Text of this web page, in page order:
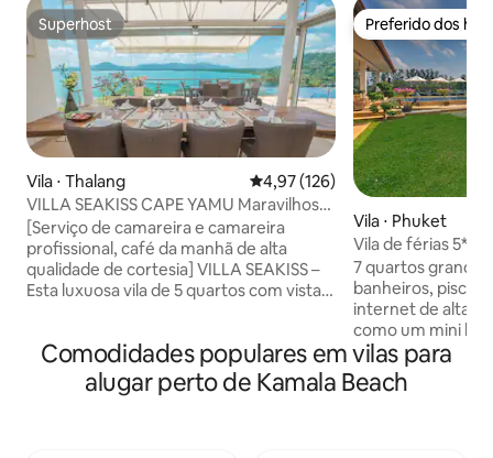
Superhost
Superhost
Vila ⋅ Thalang 4,97 de uma avaliação média de
4,97 (126)
VILLA SEAKISS CAPE YAMU Maravilhosa
Vila com Vista para o Mar, Café da Manhã
Incluído, Empregada e Mordomo
[Serviço de camareira e camareira
profissional, café da manhã de alta
qualidade de cortesia] VILLA SEAKISS –
Esta luxuosa vila de 5 quartos com vista
de Phuket, com vista para o sereno Mar
de Andaman, dentro de uma área
fechada de vilas de luxo. Cobrindo uma
Preferido dos
Preferido dos
Vila ⋅ Phuket
Vila de férias 5*
grandes, 25
7 quartos
banheiros,
internet de alta
como um mini
25 hóspedes
Da vila, você
segurança dentro
Comodidades populares em vilas para
alugar perto de Kamala Beach